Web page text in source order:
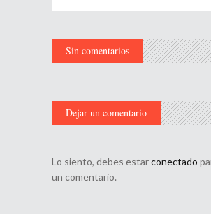
Sin comentarios
Dejar un comentario
Lo siento, debes estarconectado
un comentario.